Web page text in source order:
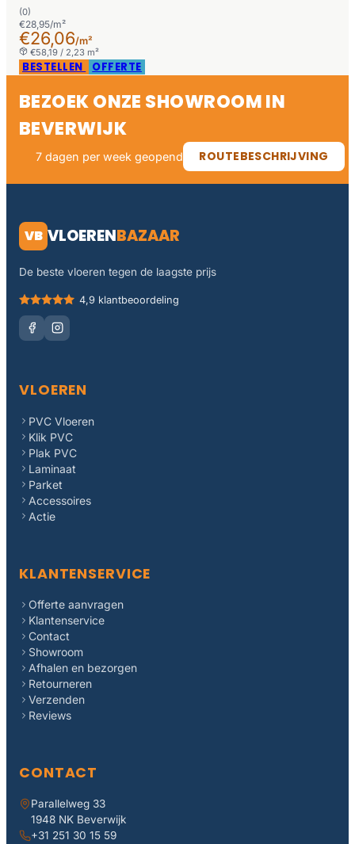
(0)
€28,95/m²
€26,06/m²
€58,19 / 2,23 m²
BESTELLEN OFFERTE
BEZOEK ONZE SHOWROOM IN
BEVERWIJK
7 dagen per week geopend ROUTEBESCHRIJVING
VB VLOERENBAZAAR
De beste vloeren tegen de laagste prijs
4,9 klantbeoordeling
VLOEREN
PVC Vloeren
Klik PVC
Plak PVC
Laminaat
Parket
Accessoires
Actie
KLANTENSERVICE
Offerte aanvragen
Klantenservice
Contact
Showroom
Afhalen en bezorgen
Retourneren
Verzenden
Reviews
CONTACT
Parallelweg 33
1948 NK Beverwijk
+31 251 30 15 59